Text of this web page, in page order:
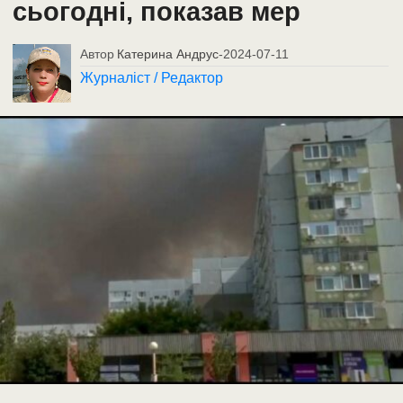
сьогодні, показав мер
Автор Катерина Андрус-2024-07-11
Журналіст / Редактор